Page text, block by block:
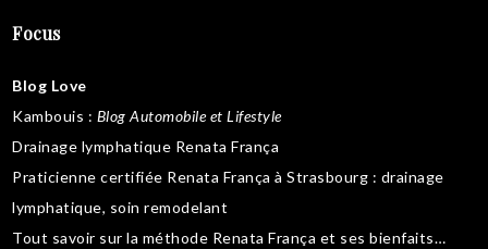
Focus
Blog Love
Kambouis : Blog Automobile et Lifestyle
Drainage lymphatique Renata França
Praticienne certifiée Renata França à Strasbourg : drainage
lymphatique, soin remodelant
Tout savoir sur la méthode Renata França et ses bienfaits…